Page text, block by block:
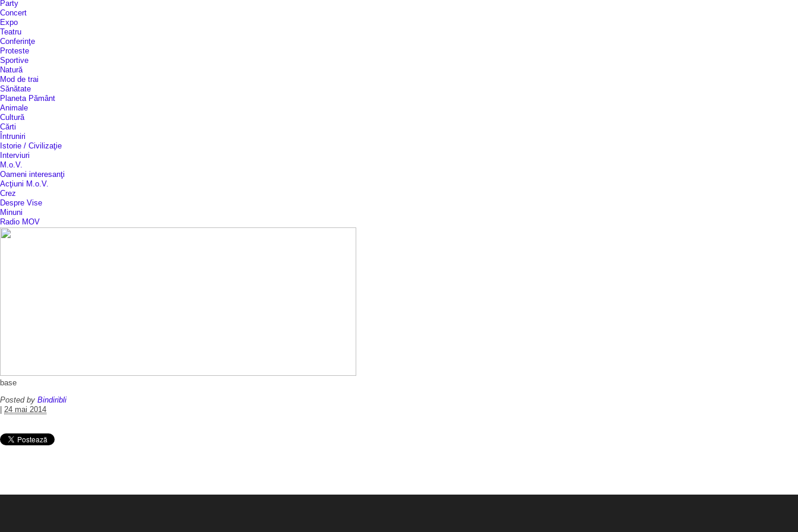
Party
Concert
Expo
Teatru
Conferinţe
Proteste
Sportive
Natură
Mod de trai
Sănătate
Planeta Pământ
Animale
Cultură
Cărti
Întruniri
Istorie / Civilizaţie
Interviuri
M.o.V.
Oameni interesanţi
Acţiuni M.o.V.
Crez
Despre Vise
Minuni
Radio MOV
base
Posted by Bindiribli
24 mai 2014